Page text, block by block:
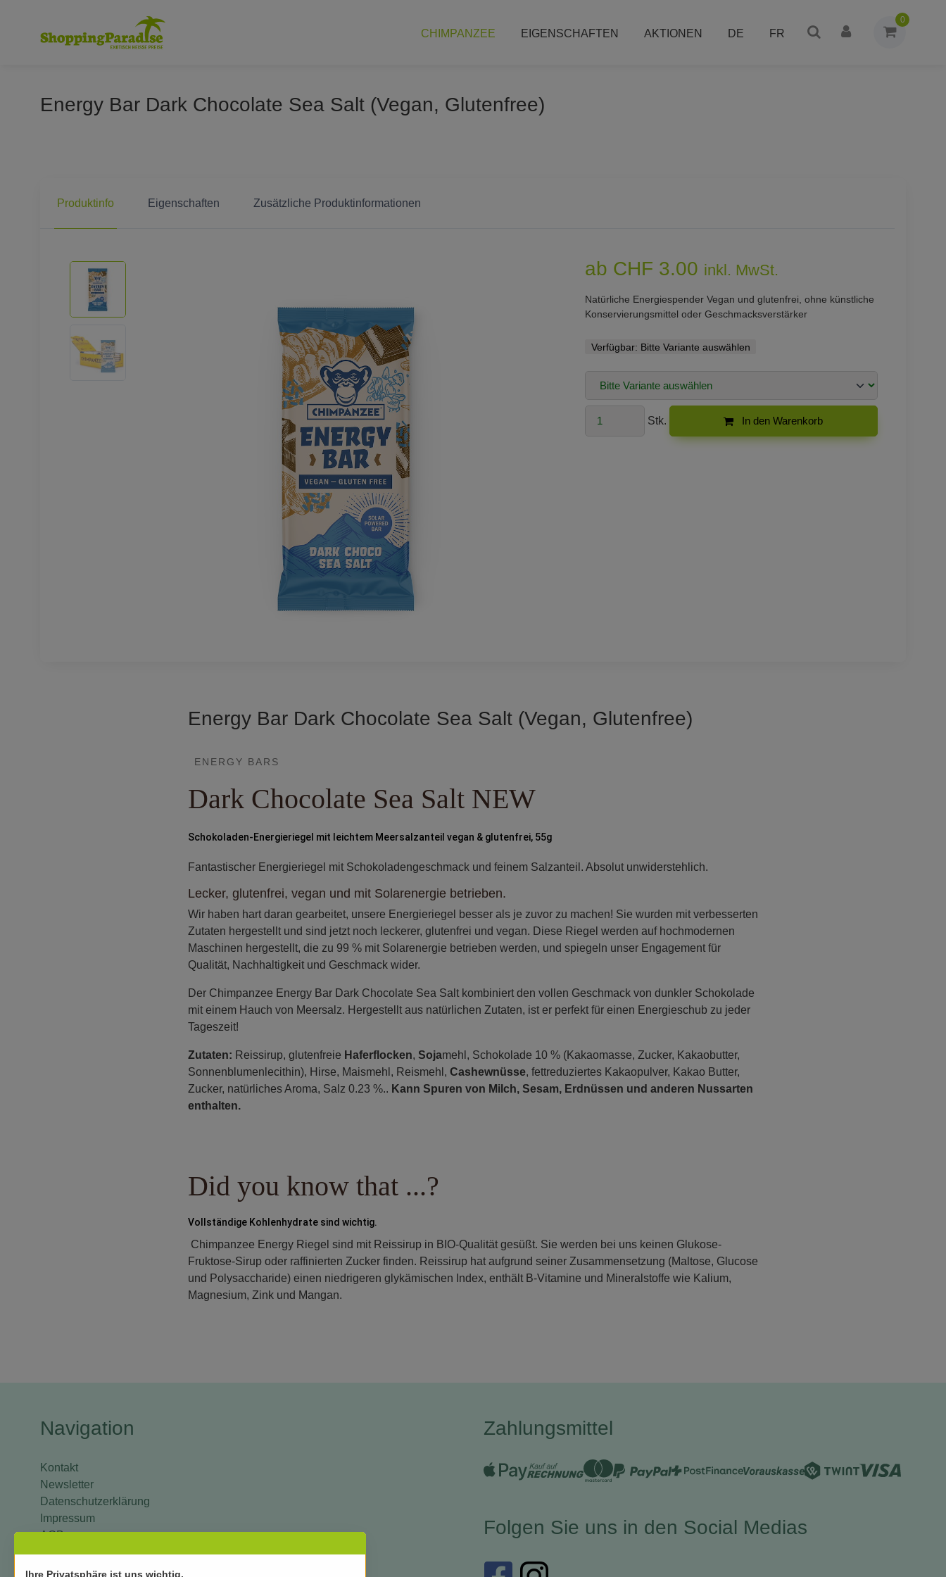
0
CHIMPANZEE EIGENSCHAFTEN AKTIONEN DE FR
Energy Bar Dark Chocolate Sea Salt (Vegan, Glutenfree)
Produktinfo Eigenschaften Zusätzliche Produktinformationen
ab CHF 3.00 inkl. MwSt.
Natürliche Energiespender Vegan und glutenfrei, ohne künstliche
Konservierungsmittel oder Geschmacksverstärker
Verfügbar: Bitte Variante auswählen
Stk. In den Warenkorb
Energy Bar Dark Chocolate Sea Salt (Vegan, Glutenfree)
ENERGY BARS
Dark Chocolate Sea Salt NEW
Schokoladen-Energieriegel mit leichtem Meersalzanteil vegan & glutenfrei, 55g
Fantastischer Energieriegel mit Schokoladengeschmack und feinem Salzanteil. Absolut unwiderstehlich.
Lecker, glutenfrei, vegan und mit Solarenergie betrieben.
Wir haben hart daran gearbeitet, unsere Energieriegel besser als je zuvor zu machen! Sie wurden mit verbesserten
Zutaten hergestellt und sind jetzt noch leckerer, glutenfrei und vegan. Diese Riegel werden auf hochmodernen
Maschinen hergestellt, die zu 99 % mit Solarenergie betrieben werden, und spiegeln unser Engagement für
Qualität, Nachhaltigkeit und Geschmack wider.
Der Chimpanzee Energy Bar Dark Chocolate Sea Salt kombiniert den vollen Geschmack von dunkler Schokolade
mit einem Hauch von Meersalz. Hergestellt aus natürlichen Zutaten, ist er perfekt für einen Energieschub zu jeder
Tageszeit!
Zutaten: Reissirup, glutenfreie Haferflocken, Sojamehl, Schokolade 10 % (Kakaomasse, Zucker, Kakaobutter,
Sonnenblumenlecithin), Hirse, Maismehl, Reismehl, Cashewnüsse, fettreduziertes Kakaopulver, Kakao Butter,
Zucker, natürliches Aroma, Salz 0.23 %.. Kann Spuren von Milch, Sesam, Erdnüssen und anderen Nussarten
enthalten.
Did you know that ...?
Vollständige Kohlenhydrate sind wichtig.
Chimpanzee Energy Riegel sind mit Reissirup in BIO-Qualität gesüßt. Sie werden bei uns keinen Glukose-
Fruktose-Sirup oder raffinierten Zucker finden. Reissirup hat aufgrund seiner Zusammensetzung (Maltose, Glucose
und Polysaccharide) einen niedrigeren glykämischen Index, enthält B-Vitamine und Mineralstoffe wie Kalium,
Magnesium, Zink und Mangan.
Navigation
Kontakt
Newsletter
Datenschutzerklärung
Impressum
AGB
Versand und Zahlung
Mein Konto
Zahlungsmittel
Folgen Sie uns in den Social Medias
Ihre Privatsphäre ist uns wichtig.